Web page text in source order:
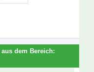
dem Bereich: